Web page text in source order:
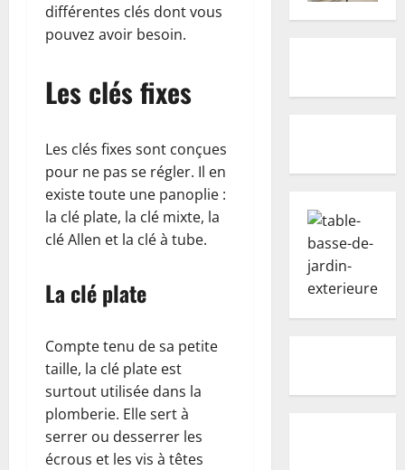
différentes clés dont vous
pouvez avoir besoin.
Les clés fixes
Les clés fixes sont conçues
pour ne pas se régler. Il en
existe toute une panoplie :
la clé plate, la clé mixte, la
clé Allen et la clé à tube.
La clé plate
Compte tenu de sa petite
taille, la clé plate est
surtout utilisée dans la
plomberie. Elle sert à
serrer ou desserrer les
écrous et les vis à têtes